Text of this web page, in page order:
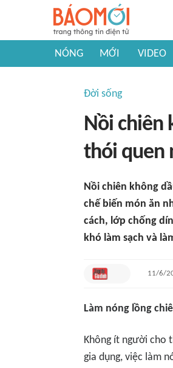
NÓNG MỚI VIDEO
Đời sống
Nồi chiên
thói quen
Nồi chiên không
chế biến món ăn
cách, lớp chống
khó làm sạch và
11/6/
Làm nóng lồng
Không ít người cho
gia dụng, việc làm